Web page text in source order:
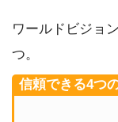
ワールドビジョ
つ。
信頼できる4つ